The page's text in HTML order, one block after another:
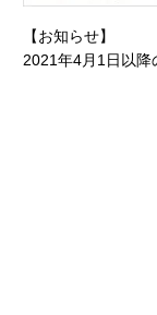
【お知らせ】
2021年4月1日以降